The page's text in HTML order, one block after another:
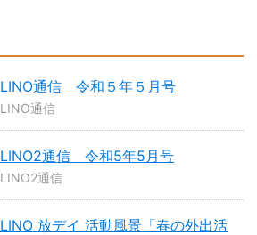
LINO通信 令和５年５月号
LINO通信
LINO2通信 令和5年5月号
LINO2通信
LINO 放デイ 活動風景「春の外出活